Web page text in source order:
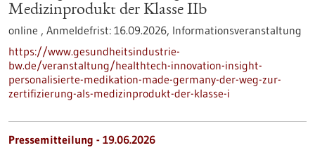
Medizinprodukt der Klasse IIb
online , Anmeldefrist: 16.09.2026, Informationsveranstaltung
https://www.gesundheitsindustrie-
bw.de/veranstaltung/healthtech-innovation-insight-
personalisierte-medikation-made-germany-der-weg-zur-
zertifizierung-als-medizinprodukt-der-klasse-i
Pressemitteilung - 19.06.2026